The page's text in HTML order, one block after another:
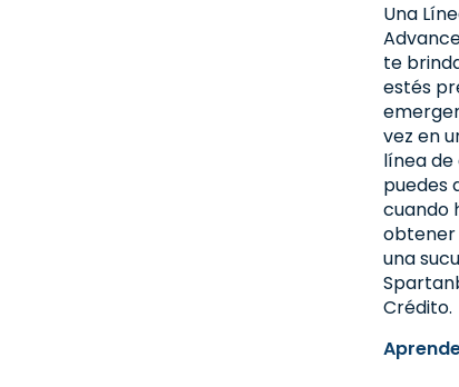
Obtén direciones
Abierto 9:00 am - 5:30 pm
6. Advance America
3403 W. Blue Ridge Drive
Greenville, SC 29611
Obtén direciones
Abierto 9:00 am - 5:30 pm
Una
te
estés
vez en
línea
puedes
cuando
obtener
una
Crédito.